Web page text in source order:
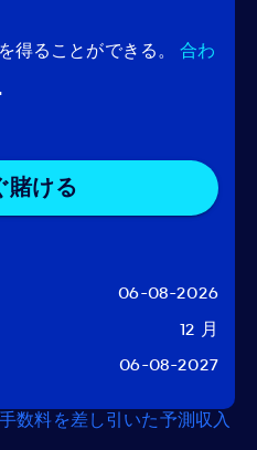
得ることができる。
合わ
賭ける
06-08-2026
12 月
06-08-2027
数料を差し引いた予測収入